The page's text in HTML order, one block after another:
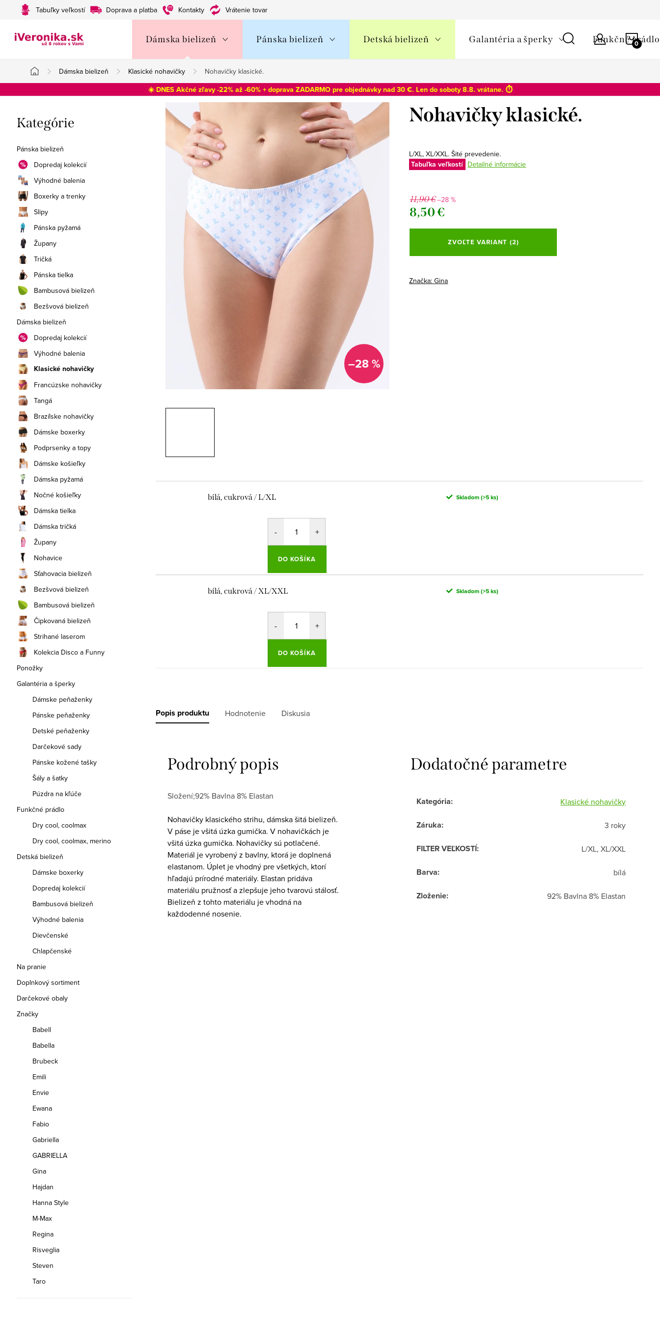
Tabuľky veľkostí Doprava a platba Kontakty Vrátenie tovaru
Dámska bielizeň Pánska bielizeň Detská bielizeň Galantéria a šperky Funkčné prádlo
Domov
Dámska bielizeň Klasické nohavičky Nohavičky klasické.
☀️ DNES Akčné zľavy -22% až -60% + doprava ZADARMO pre objednávky nad 30 €. Len dosoboty 8.8. vrátane. ⏱️
o
č
n
ý
p
a
n
e
l
Preskočiť
kategórie
Kategórie
Pánska bielizeň
Dopredaj kolekcií
Výhodné balenia
Boxerky a trenky
Slipy
Pánska pyžamá
Župany
Tričká
Pánska tielka
Bambusová bielizeň
Bezšvová bielizeň
Dámska bielizeň
Dopredaj kolekcií
Výhodné balenia
Klasické nohavičky
Francúzske nohavičky
Tangá
Brazílske nohavičky
Dámske boxerky
Podprsenky a topy
Dámske košieľky
Dámska pyžamá
Nočné košieľky
Dámska tielka
Dámska tričká
Župany
Nohavice
Sťahovacia bielizeň
Bezšvová bielizeň
Bambusová bielizeň
Čipkovaná bielizeň
Strihané laserom
Kolekcia Disco a Funny
Ponožky
Galantéria a šperky
Dámske peňaženky
Pánske peňaženky
Detské peňaženky
Darčekové sady
Pánske kožené tašky
Šály a šatky
Púzdra na kľúče
Funkčné prádlo
Dry cool, coolmax
Dry cool, coolmax, merino
Detská bielizeň
Dámske boxerky
Dopredaj kolekcií
Bambusová bielizeň
Výhodné balenia
Dievčenské
Chlapčenské
Na pranie
Doplnkový sortiment
Darčekové obaly
Značky
Babell
Babella
Brubeck
Emili
Envie
Ewana
Fabio
Gabriella
GABRIELLA
Gina
Hajdan
Hanna Style
M-Max
Regina
Risveglia
Steven
Taro
–28 %
Nohavičky klasické.
L/XL, XL/XXL. Šité prevedenie.
Tabuľka veľkostí Detailné informácie
11,90 €–28 %
8,50 €
Jednotková
ZVOĽTE VARIANT (2)
Značka:Gina
bílá, cukrová / L/XL Skladom(>5 ks)
DO KOŠÍKA
bílá, cukrová / XL/XXL Skladom(>5 ks)
DO KOŠÍKA
Popis produktu Hodnotenie Diskusia
Podrobný popis
Složení;92% Bavlna 8% Elastan
Nohavičky klasického strihu, dámska šitá bielizeň.
V páse je všitá úzka gumička. V nohavičkách je
všitá úzka gumička. Nohavičky sú potlačené.
Materiál je vyrobený z bavlny, ktorá je doplnená
elastanom. Úplet je vhodný pre všetkých, ktorí
hľadajú prírodné materiály. Elastan pridáva
materiálu pružnosť a zlepšuje jeho tvarovú stálosť.
Bielizeň z tohto materiálu je vhodná na
každodenné nosenie.
Dodatočné parametre
Kategória: Klasické nohavičky
Záruka: 3 roky
FILTER VEĽKOSTÍ: L/XL, XL/XXL
Barva: bílá
Zloženie: 92% Bavlna 8% Elastan